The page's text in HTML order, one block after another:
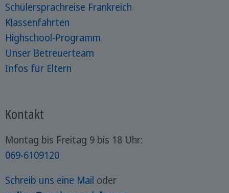
Schülersprachreise Frankreich
Klassenfahrten
Highschool-Programm
Unser Betreuerteam
Infos für Eltern
Kontakt
Montag bis Freitag 9 bis 18 Uhr:
069-6109120
Schreib uns eine Mail oder